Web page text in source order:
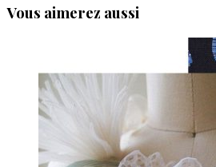
Vous aimerez aussi